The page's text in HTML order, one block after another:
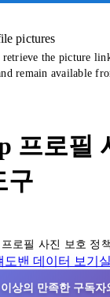
pictures
the picture
remain available
프로필
구
로필 사진 보호 정책
도밴 데이터 보기
상의 만족한 구독